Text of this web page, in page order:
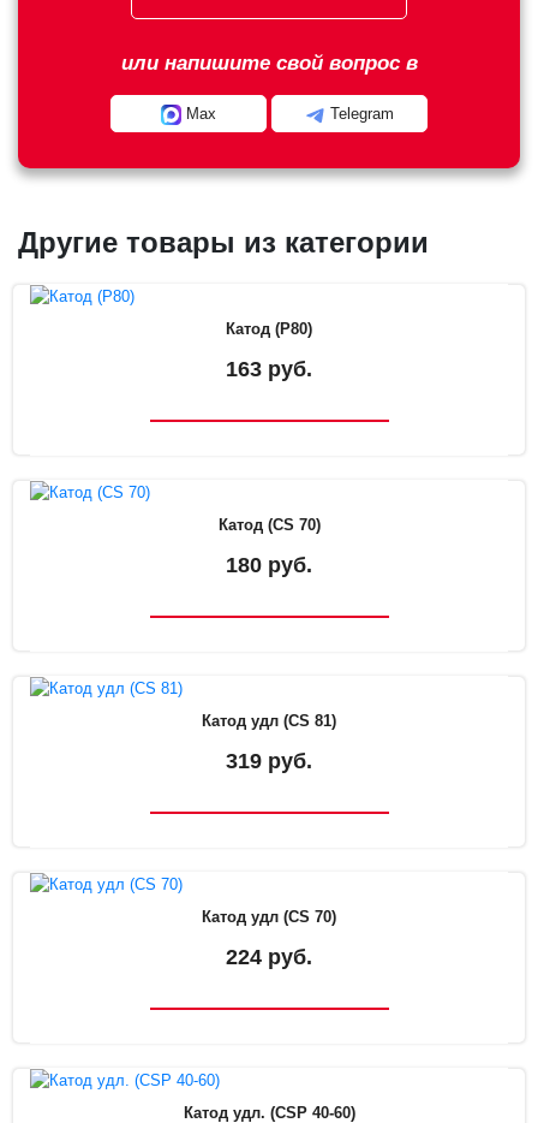
или напишите свой вопрос в
Max Telegram
Другие товары из категории
Катод (P80)
163 руб.
Катод (CS 70)
180 руб.
Катод удл (CS 81)
319 руб.
Катод удл (CS 70)
224 руб.
Катод удл. (CSP 40-60)